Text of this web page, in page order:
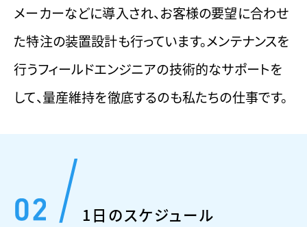
メーカーなどに導入され、お客様の要望に合わせ
た特注の装置設計も行っています。メンテナンスを
行うフィールドエンジニアの技術的なサポートを
して、量産維持を徹底するのも私たちの仕事です。
1日のスケジュール